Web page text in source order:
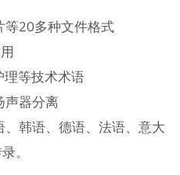
等20多种文件格式
等技术术语
声器分离
韩语、德语、法语、意大
。